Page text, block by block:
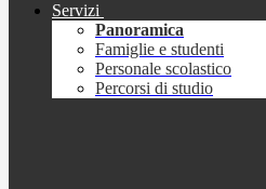
Servizi
Panoramica
Famiglie e studenti
Personale scolastico
Percorsi di studio